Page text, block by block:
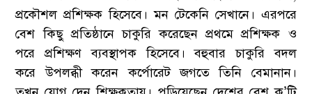
প্রকৌশল প্রশিক্ষক হিসেবে। মন টেকেনি সেখানে। এরপরে
বেশ কিছু প্রতিষ্ঠানে চাকুরি করেছেন প্রথমে প্রশিক্ষক ও
পরে প্রশিক্ষণ ব্যবস্থাপক হিসেবে। বহুবার চাকুরি বদল
করে উপলব্ধী করেন কর্পোরেট জগতে তিনি বেমানান।